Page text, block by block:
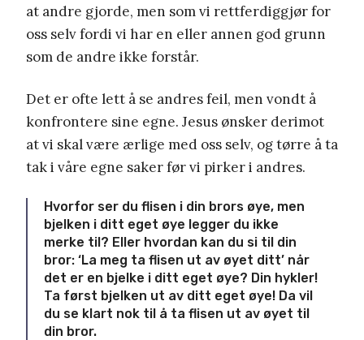
at andre gjorde, men som vi rettferdiggjør for
oss selv fordi vi har en eller annen god grunn
som de andre ikke forstår.
Det er ofte lett å se andres feil, men vondt å
konfrontere sine egne. Jesus ønsker derimot
at vi skal være ærlige med oss selv, og tørre å ta
tak i våre egne saker før vi pirker i andres.
Hvorfor ser du flisen i din brors øye, men
bjelken i ditt eget øye legger du ikke
merke til? Eller hvordan kan du si til din
bror: ‘La meg ta flisen ut av øyet ditt’ når
det er en bjelke i ditt eget øye? Din hykler!
Ta først bjelken ut av ditt eget øye! Da vil
du se klart nok til å ta flisen ut av øyet til
din bror.